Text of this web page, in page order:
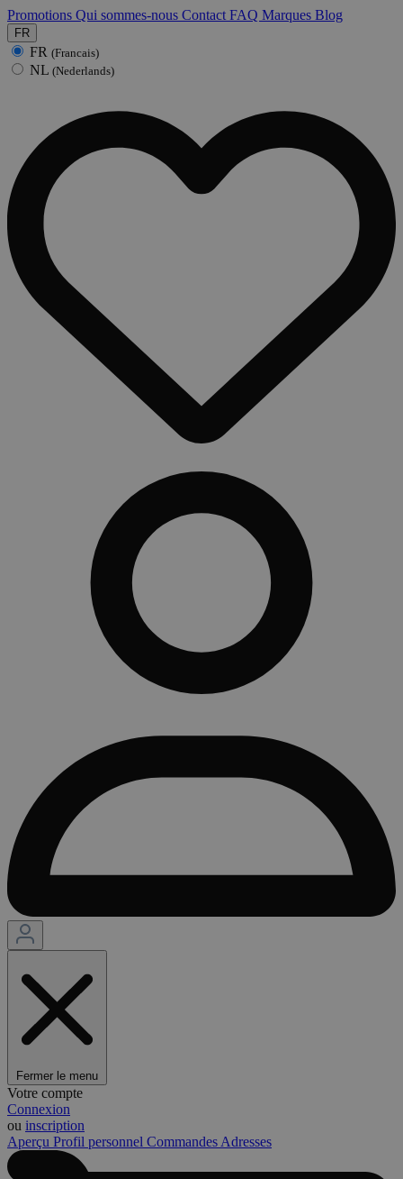
Promotions Qui sommes-nous Contact FAQ Marques Blog
FR
FR (Francais)
NL (Nederlands)
Fermer le menu
Votre compte
Connexion
ou inscription
Aperçu Profil personnel Commandes Adresses